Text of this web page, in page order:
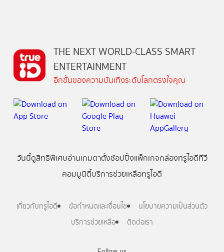
THE NEXT WORLD-CLASS SMART
ENTERTAINMENT
อีกขั้นของความบันเทิงระดับโลกตรงใจคุณ
วันนี้ดูสิทธิพิเศษอ่านเกมตาตั้งช้อปปิ้งแพ็กเกจกล่องทรูไอดีทีวี
คอมมูนิตี้บริการช่วยเหลือทรูไอดี
เกี่ยวกับทรูไอดี ข้อกำหนดและเงื่อนไข
นโยบายความเป็นส่วนตัว
บริการช่วยเหลือ
ติดต่อเรา